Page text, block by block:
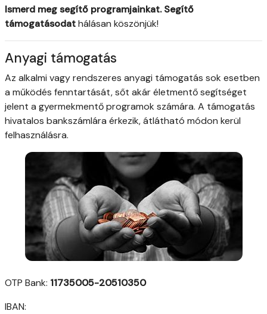
Ismerd meg segítő programjainkat. Segítő
támogatásodathálásan köszönjük!
Anyagi támogatás
Az alkalmi vagy rendszeres anyagi támogatás sok esetben
a működés fenntartását, sőt akár életmentő segítséget
jelent a gyermekmentő programok számára. A támogatás
hivatalos bankszámlára érkezik, átlátható módon kerül
felhasználásra.
OTP Bank: 11735005-20510350
IBAN: